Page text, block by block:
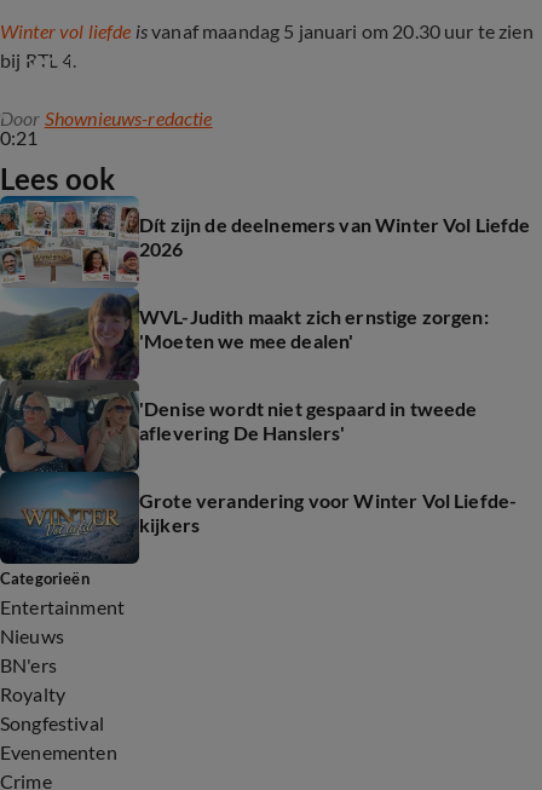
Winter vol liefde isvanaf maandag 5 januari om 20.30 uur te zien
bij RTL 4.
0:21
Eerste beelden Winter Vol Liefde 2026
Door Shownieuws-redactie
Lees ook
Dít zijn de deelnemers van Winter Vol Liefde
2026
WVL-Judith maakt zich ernstige zorgen:
'Moeten we mee dealen'
'Denise wordt niet gespaard in tweede
aflevering De Hanslers'
Grote verandering voor Winter Vol Liefde-
kijkers
Categorieën
Entertainment
Nieuws
BN'ers
Royalty
Songfestival
Evenementen
Crime